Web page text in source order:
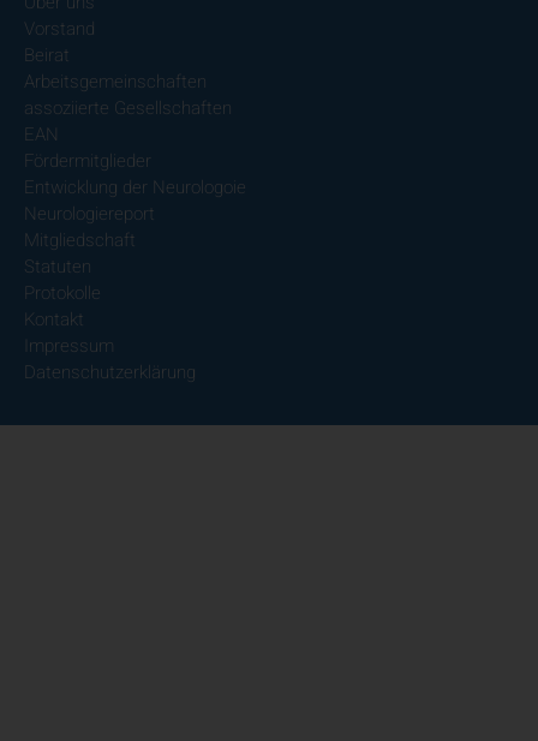
Vorstand
Beirat
Arbeitsgemeinschaften
assoziierte Gesellschaften
EAN
Fördermitglieder
Entwicklung der Neurologoie
Neurologiereport
Mitgliedschaft
Statuten
Protokolle
Kontakt
Impressum
Datenschutzerklärung